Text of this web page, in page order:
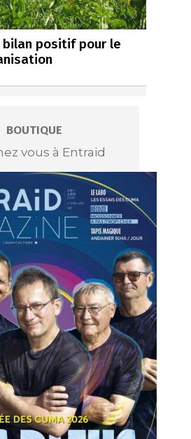
bilan positif pour le
BOUTIQUE
vous à Entraid